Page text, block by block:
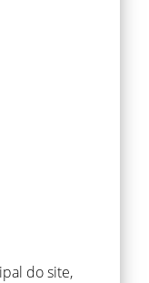
do site,